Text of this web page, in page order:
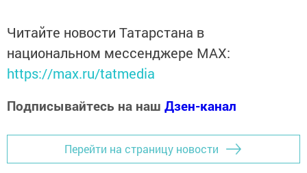
Читайте новости Татарстана в
национальном мессенджере MАХ:
https://max.ru/tatmedia
Подписывайтесь на наш Дзен-канал
Перейти на страницу новости